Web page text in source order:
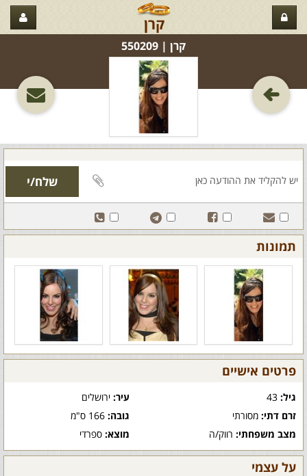
קרן
קרן‏ | 550209
תמונות
פרטים אישיים
גיל: עיר:ירושלים
זרם דתי: מסורתי גובה:166 ס"מ
מצב משפחתי: רווק/ה מוצא:ספרדי
על עצמי